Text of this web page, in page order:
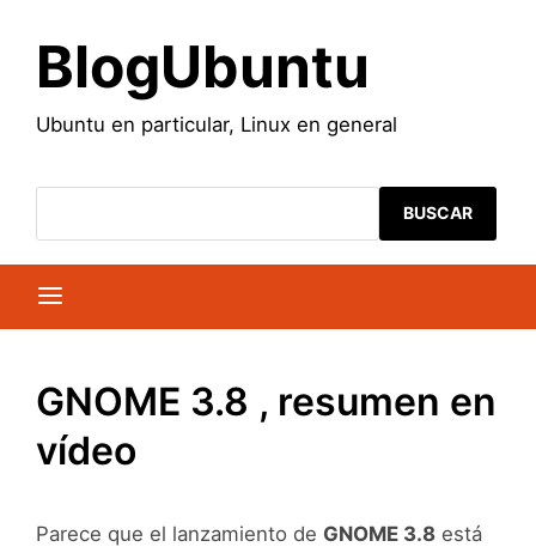
contenido
BlogUbuntu
Ubuntu en particular, Linux en general
BUSCAR
GNOME 3.8 , resumen en
vídeo
Parece que el lanzamiento de GNOME 3.8 está